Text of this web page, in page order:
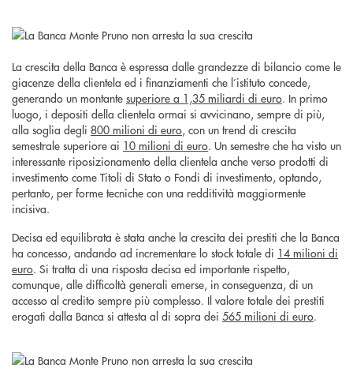
La crescita della Banca è espressa dalle grandezze di bilancio come le
giacenze della clientela ed i finanziamenti che l’istituto concede,
generando un montante superiore a 1,35 miliardi di euro. In primo
luogo, i depositi della clientela ormai si avvicinano, sempre di più,
alla soglia degli 800 milioni di euro, con un trend di crescita
semestrale superiore ai 10 milioni di euro. Un semestre che ha visto un
interessante riposizionamento della clientela anche verso prodotti di
investimento come Titoli di Stato o Fondi di investimento, optando,
pertanto, per forme tecniche con una redditività maggiormente
incisiva.
Decisa ed equilibrata è stata anche la crescita dei prestiti che la Banca
ha concesso, andando ad incrementare lo stock totale di 14 milioni di
euro. Si tratta di una risposta decisa ed importante rispetto,
comunque, alle difficoltà generali emerse, in conseguenza, di un
accesso al credito sempre più complesso. Il valore totale dei prestiti
erogati dalla Banca si attesta al di sopra dei 565 milioni di euro.